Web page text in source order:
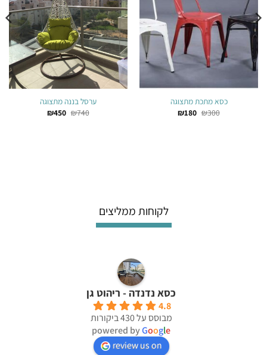
כסא מתכת מתצוגה
₪300 המחיר
המקורי
₪180 המחיר
ערסל בננה מתצוגה
₪740 המחיר
המקורי
₪450 המחיר
לקוחות ממליצים
כסא נדנדה - ריהוט גן
4.8
מבוסס על 430 ביקורות
powered byGoogle
review us on